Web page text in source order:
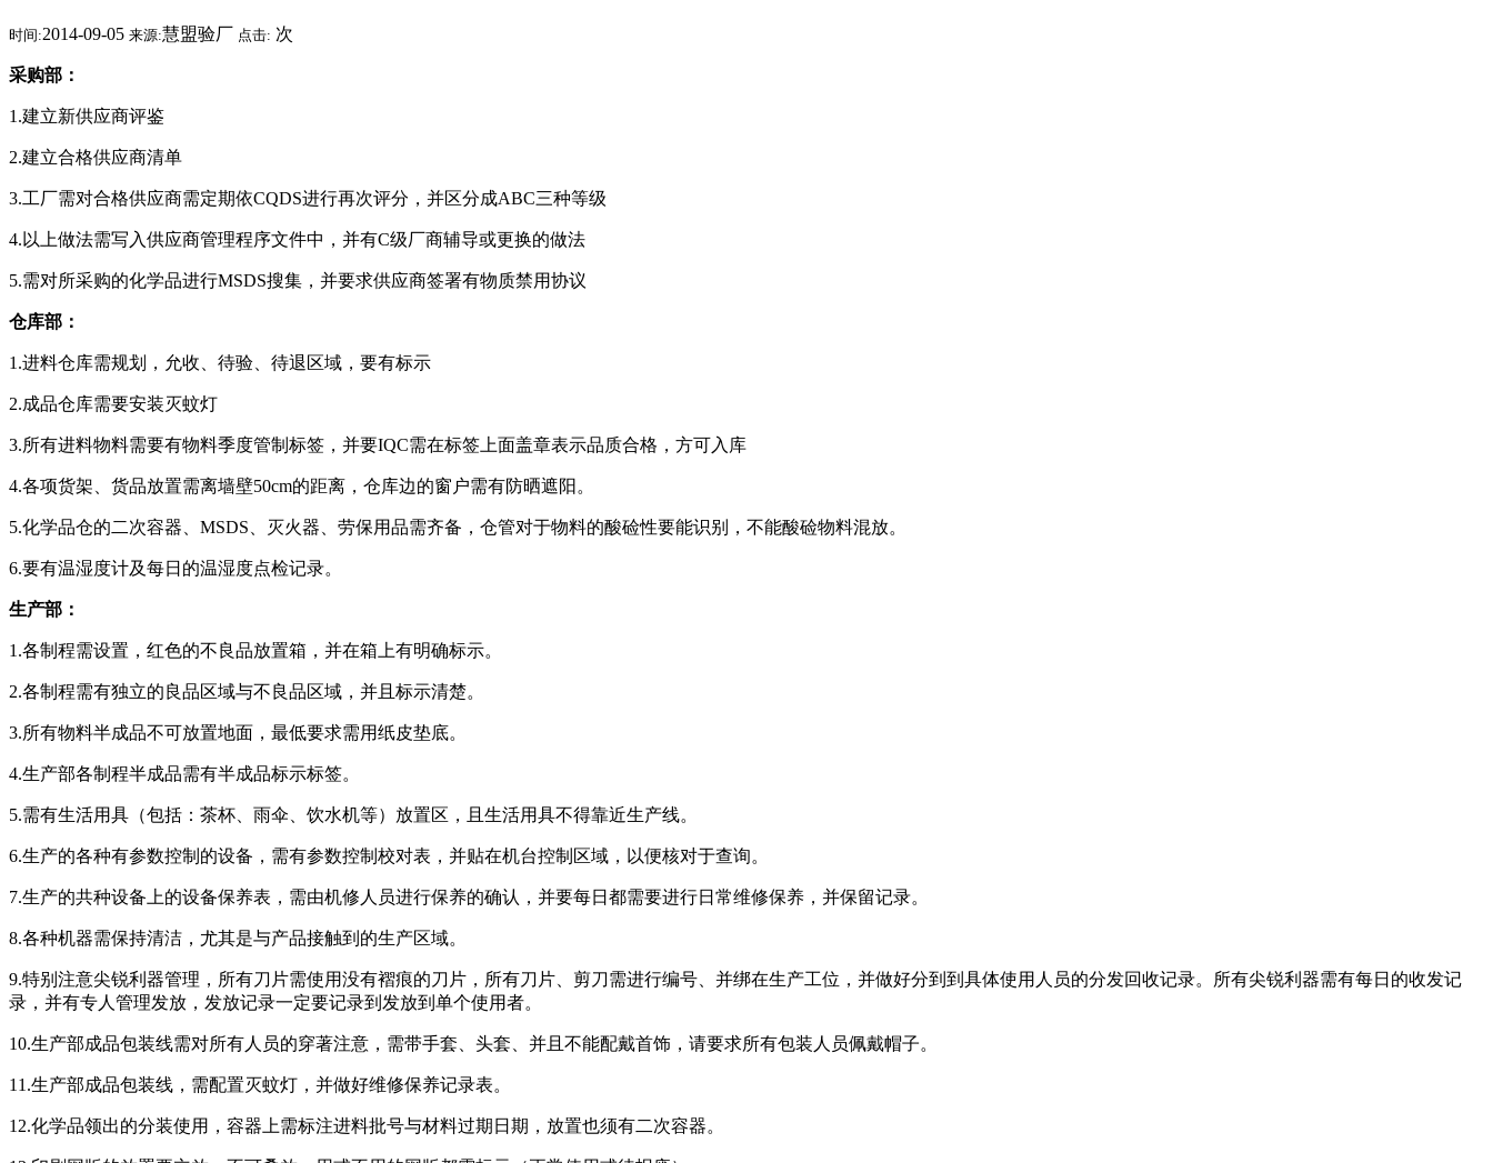
时间:2014-09-05 来源:慧盟验厂 点击: 次
采购部：
1.建立新供应商评鉴
2.建立合格供应商清单
3.工厂需对合格供应商需定期依CQDS进行再次评分，并区分成ABC三种等级
4.以上做法需写入供应商管理程序文件中，并有C级厂商辅导或更换的做法
5.需对所采购的化学品进行MSDS搜集，并要求供应商签署有物质禁用协议
仓库部：
1.进料仓库需规划，允收、待验、待退区域，要有标示
2.成品仓库需要安装灭蚊灯
3.所有进料物料需要有物料季度管制标签，并要IQC需在标签上面盖章表示品质合格，方可入库
4.各项货架、货品放置需离墙壁50cm的距离，仓库边的窗户需有防晒遮阳。
5.化学品仓的二次容器、MSDS、灭火器、劳保用品需齐备，仓管对于物料的酸硷性要能识别，不能酸硷物料混放。
6.要有温湿度计及每日的温湿度点检记录。
生产部：
1.各制程需设置，红色的不良品放置箱，并在箱上有明确标示。
2.各制程需有独立的良品区域与不良品区域，并且标示清楚。
3.所有物料半成品不可放置地面，最低要求需用纸皮垫底。
4.生产部各制程半成品需有半成品标示标签。
5.需有生活用具（包括：茶杯、雨伞、饮水机等）放置区，且生活用具不得靠近生产线。
6.生产的各种有参数控制的设备，需有参数控制校对表，并贴在机台控制区域，以便核对于查询。
7.生产的共种设备上的设备保养表，需由机修人员进行保养的确认，并要每日都需要进行日常维修保养，并保留记录。
8.各种机器需保持清洁，尤其是与产品接触到的生产区域。
9.特别注意尖锐利器管理，所有刀片需使用没有褶痕的刀片，所有刀片、剪刀需进行编号、并绑在生产工位，并做好分到到具体使用人员的分发回收记录。所有尖锐利器需有每日的收发记
录，并有专人管理发放，发放记录一定要记录到发放到单个使用者。
10.生产部成品包装线需对所有人员的穿著注意，需带手套、头套、并且不能配戴首饰，请要求所有包装人员佩戴帽子。
11.生产部成品包装线，需配置灭蚊灯，并做好维修保养记录表。
12.化学品领出的分装使用，容器上需标注进料批号与材料过期日期，放置也须有二次容器。